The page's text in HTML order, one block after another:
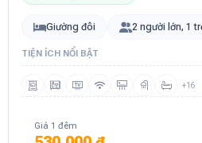
Giường đôi 2 người lớn, 1
TIỆN ÍCH NỔI BẬT
+16
Giá 1 đêm